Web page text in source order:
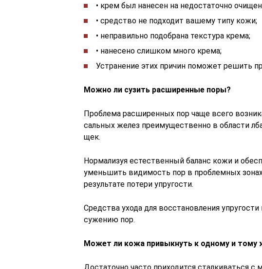
• крем был нанесен на недостаточно
• средство не подходит вашему типу кожи;
• неправильно подобрана текстура крема;
• нанесено слишком много крема;
Устранение этих причин поможет решить
Можно ли сузить расширенные поры?
Проблема расширенных пор чаще всего
сальных желез преимущественно в области
щек.
Нормализуя естественный баланс кожи и
уменьшить видимость пор в проблемных
результате потери упругости.
Средства ухода для восстановления
сужению пор.
Может ли кожа привыкнуть к одному и тому